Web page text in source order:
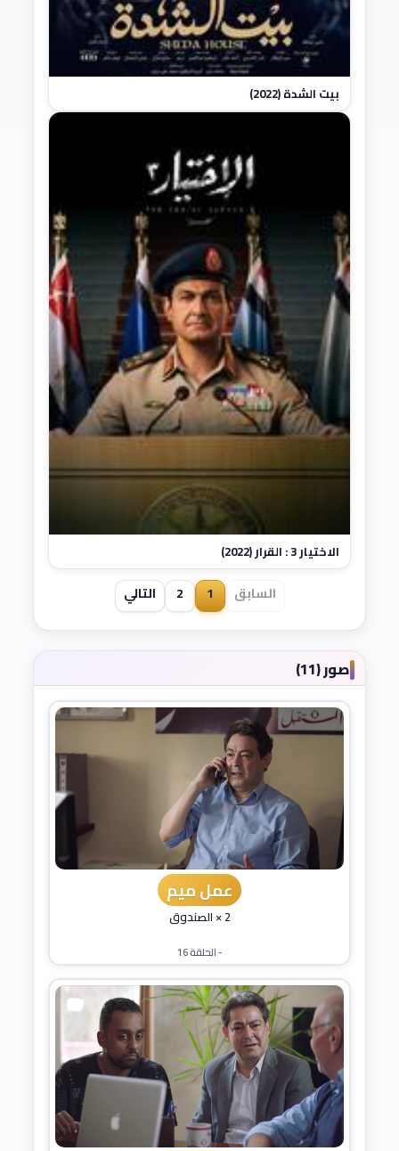
بيت الشدة (2022)
الاختيار 3 : القرار (2022)
السابق 1
2 التالي
صور (11)
عمل ميم
2 × الصندوق
- الحلقة 16